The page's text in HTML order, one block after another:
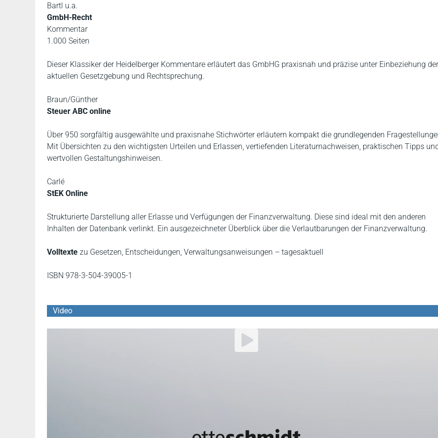
Bartl u.a.
GmbH-Recht
Kommentar
1.000 Seiten
Dieser Klassiker der Heidelberger Kommentare erläutert das GmbHG praxisnah und präzise unter Einbeziehung der
aktuellen Gesetzgebung und Rechtsprechung.
Braun/Günther
Steuer ABC online
Über 950 sorgfältig ausgewählte und praxisnahe Stichwörter erläutern kompakt die grundlegenden
Mit Übersichten zu den wichtigsten Urteilen und Erlassen, vertiefenden Literaturnachweisen, praktischen Tipps
wertvollen Gestaltungshinweisen.
Carlé
StEK Online
Strukturierte Darstellung aller Erlasse und Verfügungen der Finanzverwaltung. Diese sind ideal mit den anderen
Inhalten der Datenbank verlinkt. Ein ausgezeichneter Überblick über die Verlautbarungen der Finanzverwaltung.
Volltexte zu Gesetzen, Entscheidungen, Verwaltungsanweisungen – tagesaktuell
ISBN 978-3-504-39005-1
Video